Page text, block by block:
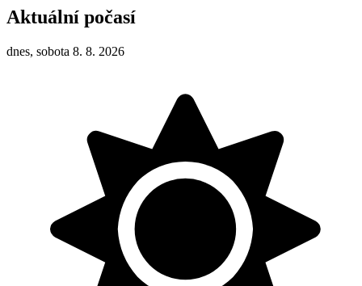
Aktuální počasí
dnes, sobota 8. 8. 2026